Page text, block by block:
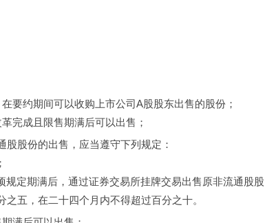
要约期间可以收购上市公司A股股东出售的股份；
完成且限售期满后可以出售；
股股份的出售，应当遵守下列规定：
定期满后，通过证券交易所挂牌交易出售原非流通股股
五，在二十四个月内不得超过百分之十。